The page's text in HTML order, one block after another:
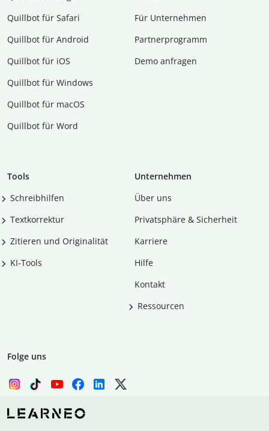
Quillbot für Safari
Quillbot für Android
Quillbot für iOS
Quillbot für Windows
Quillbot für macOS
Quillbot für Word
Für Unternehmen
Partnerprogramm
Demo anfragen
Tools
Schreibhilfen
Textkorrektur
Zitieren und Originalität
KI-Tools
Unternehmen
Über uns
Privatsphäre & Sicherheit
Karriere
Hilfe
Kontakt
Ressourcen
Folge uns